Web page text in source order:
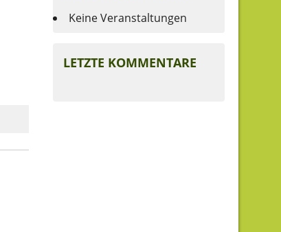
Keine Veranstaltungen
LETZTE KOMMENTARE